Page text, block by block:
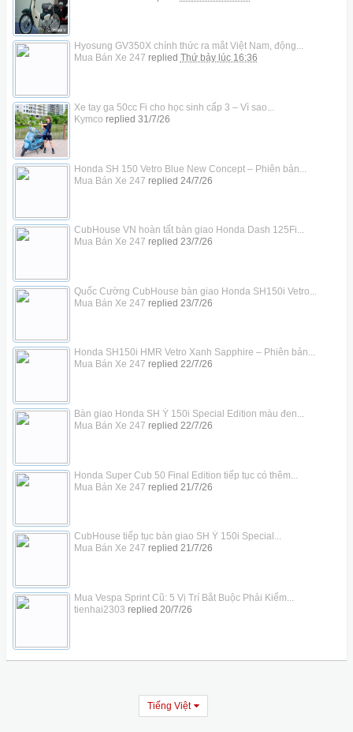
Hyosung GV350X chính thức ra mắt Việt Nam, động...
Mua Bán Xe 247 replied Thứ bảy lúc 16:36
Xe tay ga 50cc Fi cho học sinh cấp 3 – Vì sao...
Kymco replied 31/7/26
Honda SH 150 Vetro Blue New Concept – Phiên bản...
Mua Bán Xe 247 replied 24/7/26
CubHouse VN hoàn tất bàn giao Honda Dash 125Fi...
Mua Bán Xe 247 replied 23/7/26
Quốc Cường CubHouse bàn giao Honda SH150i Vetro...
Mua Bán Xe 247 replied 23/7/26
Honda SH150i HMR Vetro Xanh Sapphire – Phiên bản...
Mua Bán Xe 247 replied 22/7/26
Bàn giao Honda SH Ý 150i Special Edition màu đen...
Mua Bán Xe 247 replied 22/7/26
Honda Super Cub 50 Final Edition tiếp tục có thêm...
Mua Bán Xe 247 replied 21/7/26
CubHouse tiếp tục bàn giao SH Ý 150i Special...
Mua Bán Xe 247 replied 21/7/26
Mua Vespa Sprint Cũ: 5 Vị Trí Bắt Buộc Phải Kiểm...
tienhai2303 replied 20/7/26
Tiếng Việt